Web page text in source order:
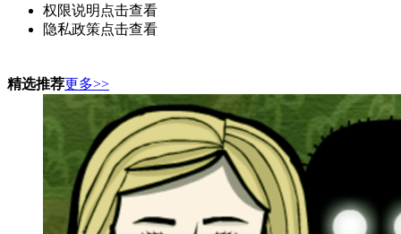
权限说明 点击查看
隐私政策点击查看
精选推荐更多>>